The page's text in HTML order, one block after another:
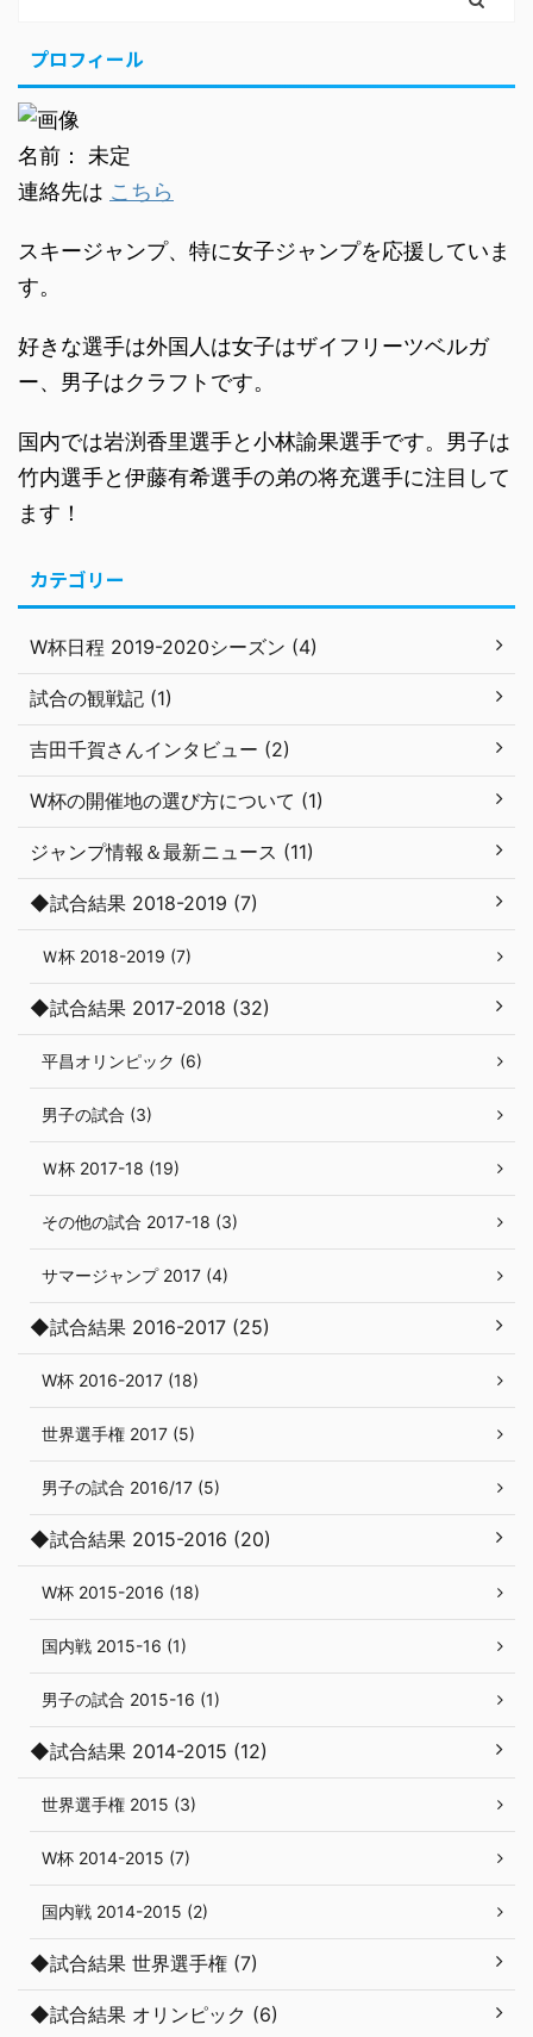
プロフィール
名前： 未定
連絡先は こちら
スキージャンプ、特に女子ジャンプを応援していま
す。
好きな選手は外国人は女子はザイフリーツベルガ
ー、男子はクラフトです。
国内では岩渕香里選手と小林諭果選手です。男子は
竹内選手と伊藤有希選手の弟の将充選手に注目して
ます！
カテゴリー
W杯日程 2019-2020シーズン (4)
試合の観戦記 (1)
吉田千賀さんインタビュー (2)
W杯の開催地の選び方について (1)
ジャンプ情報＆最新ニュース (11)
◆試合結果 2018-2019 (7)
Ｗ杯 2018-2019 (7)
◆試合結果 2017-2018 (32)
平昌オリンピック (6)
男子の試合 (3)
Ｗ杯 2017-18 (19)
その他の試合 2017-18 (3)
サマージャンプ 2017 (4)
◆試合結果 2016-2017 (25)
W杯 2016-2017 (18)
世界選手権 2017 (5)
男子の試合 2016/17 (5)
◆試合結果 2015-2016 (20)
W杯 2015-2016 (18)
国内戦 2015-16 (1)
男子の試合 2015-16 (1)
◆試合結果 2014-2015 (12)
世界選手権 2015 (3)
W杯 2014-2015 (7)
国内戦 2014-2015 (2)
◆試合結果 世界選手権 (7)
◆試合結果 オリンピック (6)